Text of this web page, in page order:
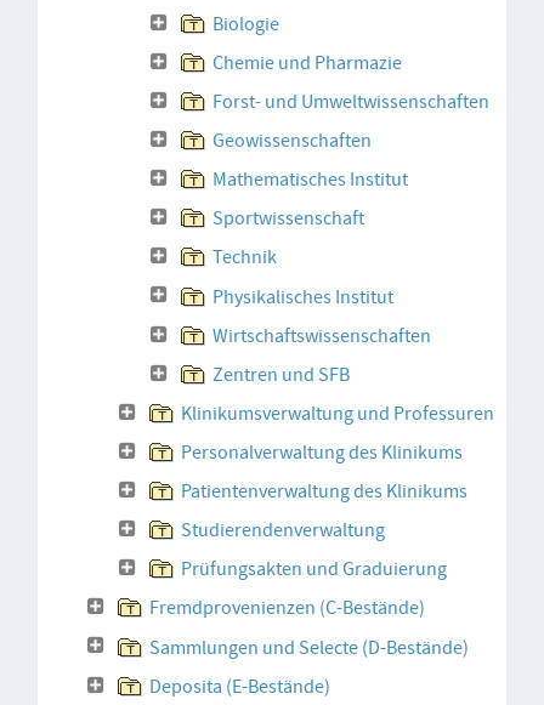
Biologie
Chemie und Pharmazie
Forst- und Umweltwissenschaften
Geowissenschaften
Mathematisches Institut
Sportwissenschaft
Technik
Physikalisches Institut
Wirtschaftswissenschaften
Zentren und SFB
Klinikumsverwaltung und Professuren
Personalverwaltung des Klinikums
Patientenverwaltung des Klinikums
Studierendenverwaltung
Prüfungsakten und Graduierung
Fremdprovenienzen (C-Bestände)
Sammlungen und Selecte (D-Bestände)
Deposita (E-Bestände)